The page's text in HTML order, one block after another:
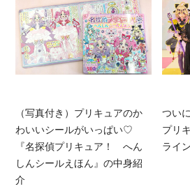
（写真付き）プリキュアのか
わいいシールがいっぱい♡
『名探偵プリキュア！ へん
しんシールえほん』の中身紹
介
つい
プリ
ライ